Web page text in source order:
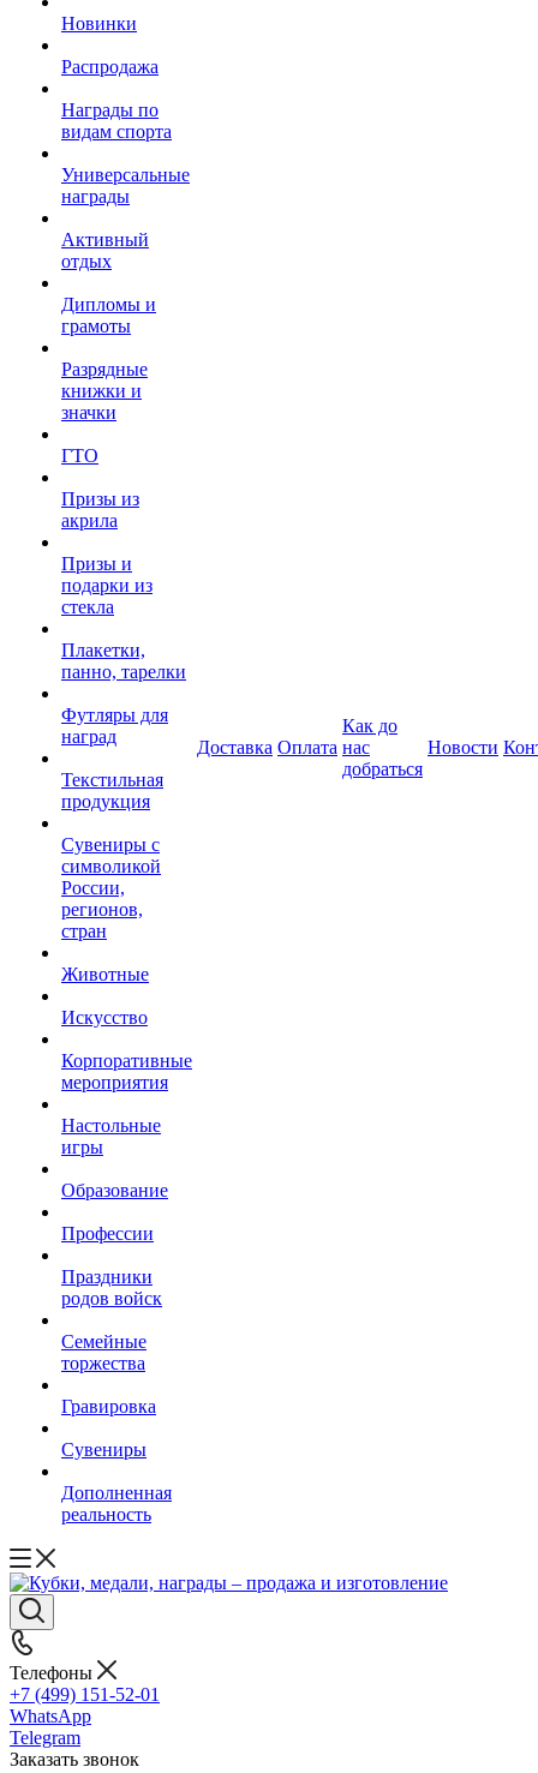
Новинки
Распродажа
Награды по
видам спорта
Универсальные
награды
Активный
отдых
Дипломы и
грамоты
Разрядные
книжки и
значки
ГТО
Призы из
акрила
Призы и
подарки из
стекла
Плакетки,
панно, тарелки
Футляры для
наград
Текстильная
продукция
Сувениры с
символикой
России,
регионов,
стран
Животные
Искусство
Корпоративные
мероприятия
Настольные
игры
Образование
Профессии
Праздники
родов войск
Семейные
торжества
Гравировка
Сувениры
Дополненная
реальность
Доставка Оплата
Как до
нас
добраться
Новости
Телефоны
+7 (499) 151-52-01
WhatsApp
Telegram
Заказать звонок